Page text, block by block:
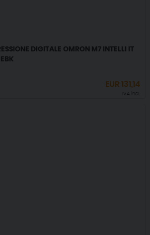
DIGITALE OMRON M7 INTELLI IT
EUR131,14
IVA incl.